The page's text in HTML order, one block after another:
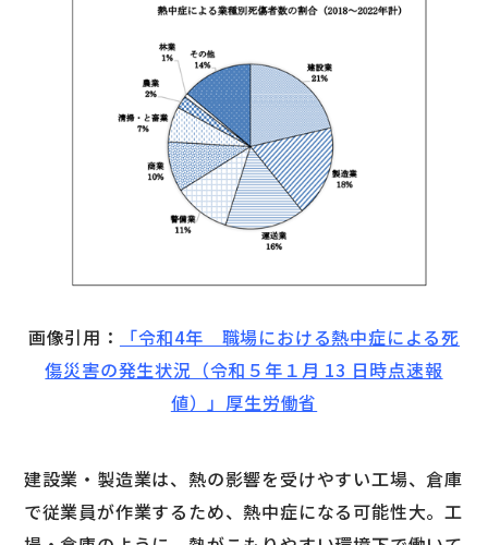
画像引用：
「令和4年 職場における熱中症による死
傷災害の発生状況（令和５年１月 13 日時点速報
値）」厚生労働省
建設業・製造業は、熱の影響を受けやすい工場、倉庫
で従業員が作業するため、熱中症になる可能性大。工